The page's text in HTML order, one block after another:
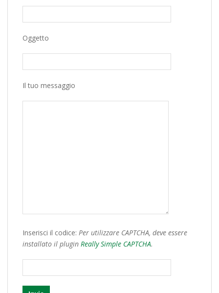
Oggetto
Il tuo messaggio
Inserisci il codice: Per utilizzare CAPTCHA, deve essere
installato il plugin Really Simple CAPTCHA.